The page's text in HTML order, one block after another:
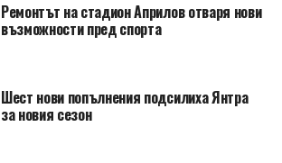
Ремонтът на стадион Априлов отваря нови
възможности пред спорта
Шест нови попълнения подсилиха Янтра
за новия сезон